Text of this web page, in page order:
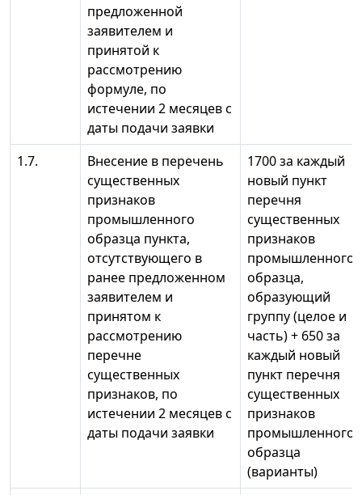
предложенной
заявителем и
принятой к
рассмотрению
формуле, по
истечении 2 месяцев с
даты подачи заявки
1.7.
Внесение в перечень
существенных
признаков
промышленного
образца пункта,
отсутствующего в
ранее предложенном
заявителем и
принятом к
рассмотрению
перечне
существенных
признаков, по
истечении 2 месяцев с
даты подачи заявки
1700 за каждый
новый пункт
перечня
существенных
признаков
промышленного
образца,
образующий
группу (целое и
часть) + 650 за
каждый новый
пункт перечня
существенных
признаков
промышленного
образца
(варианты)